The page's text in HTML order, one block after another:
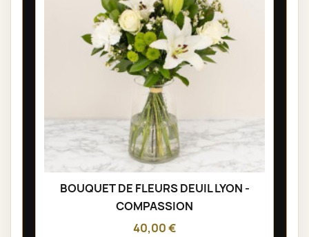
BOUQUET DE FLEURS DEUIL LYON -
COMPASSION
40,00 €